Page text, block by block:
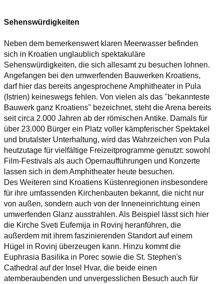
Sehenswürdigkeiten
Neben dem bemerkenswert klaren Meerwasser befinden
sich in Kroatien unglaublich spektakuläre
Sehenswürdigkeiten, die sich allesamt zu besuchen lohnen.
Angefangen bei den umwerfenden Bauwerken Kroatiens,
darf hier das bereits angesprochene Amphitheater in Pula
(Istrien) keineswegs fehlen. Von vielen als das "bekannteste
Bauwerk ganz Kroatiens" bezeichnet, steht die Arena bereits
seit circa 2.000 Jahren ab der römischen Antike. Damals für
über 23.000 Bürger ein Platz voller kämpferischer Spektakel
und brutalster Unterhaltung, wird das Wahrzeichen von Pula
heutzutage für vielfältige Freizeitprogramme genutzt: sowohl
Film-Festivals als auch Opernaufführungen und Konzerte
lassen sich in dem Amphitheater heute besuchen.
Des Weiteren sind Kroatiens Küstenregionen insbesondere
für ihre umfassenden Kirchenbauten bekannt, die nicht nur
von außen, sondern auch von der Inneneinrichtung einen
umwerfenden Glanz ausstrahlen. Als Beispiel lässt sich hier
die Kirche Sveti Eufemija in Rovinj heranführen, die
außerdem mit ihrem faszinierenden Standort auf einem
Hügel in Rovinj überzeugen kann. Hinzu kommt die
Euphrasia Basilika in Porec sowie die St. Stephen's
Cathedral auf der Insel Hvar, die beide einen
atemberaubenden und unvergesslichen Besuch auch für